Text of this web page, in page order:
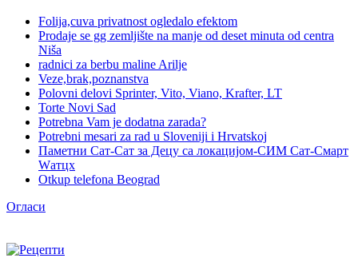
Folija,cuva privatnost ogledalo efektom
Prodaje se gg zemljište na manje od deset minuta od centra
Niša
radnici za berbu maline Arilje
Veze,brak,poznanstva
Polovni delovi Sprinter, Vito, Viano, Krafter, LT
Torte Novi Sad
Potrebna Vam je dodatna zarada?
Potrebni mesari za rad u Sloveniji i Hrvatskoj
Паметни Сат-Сат за Децу са локацијом-СИМ Сат-Смарт
Wатцх
Otkup telefona Beograd
Огласи